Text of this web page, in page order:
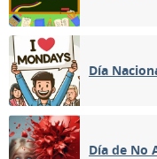
Día
Día de No